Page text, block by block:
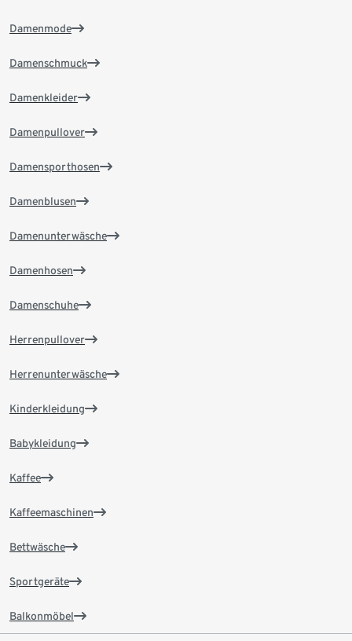
Damenmode
Damenschmuck
Damenkleider
Damenpullover
Damensporthosen
Damenblusen
Damenunterwäsche
Damenhosen
Damenschuhe
Herrenpullover
Herrenunterwäsche
Kinderkleidung
Babykleidung
Kaffee
Kaffeemaschinen
Bettwäsche
Sportgeräte
Balkonmöbel